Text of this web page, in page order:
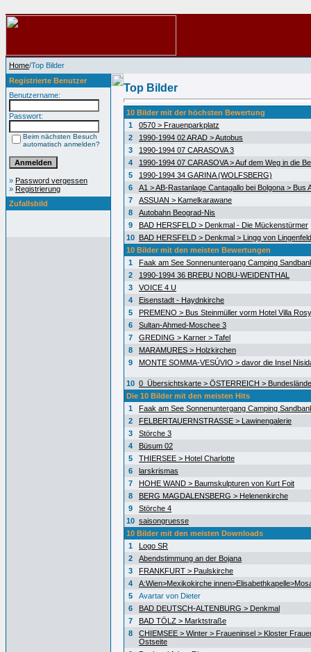
Home/Top Bilder
Registrierte Benutzer
Benutzername:
Passwort:
Beim nächsten Besuch
automatisch anmelden?
» Password vergessen
» Registrierung
Zufallsbild
Top Bilder
10 Bilder mit der höchsten Bewertung
1
0570 > Frauenparkplatz
2
1990-1994 02 ARAD > Autobus
3
1990-1994 07 CARASOVA 3
4
1990-1994 07 CARASOVA > Auf dem Weg in die
5
1990-1994 34 GARINA (WOLFSBERG)
6
A1 > AB-Rastanlage Cantagallo bei Bolgona > Bus
7
ASSUAN > Kamelkarawane
8
Autobahn Beograd-Nis
9
BAD HERSFELD > Denkmal - Die Mückenstürmer
10 BAD HERSFELD > Denkmal > Lingg von Lingenfeld
10 Bilder mit den meisten Bewertungen
1
Faak am See Sonnenuntergang Camping
2
1990-1994 36 BREBU NOBU-WEIDENTHAL
3
VOICE 4 U
4
Eisenstadt - Haydnkirche
5
PREMENO > Bus Steinmüller vorm Hotel Villa Rosy
6
Sultan-Ahmed-Moschee 3
7
GREDING > Karner > Tafel
8
MARAMURES > Holzkirchen
9
MONTE SOMMA-VESÚVIO > davor die Insel
10 0_Übersichtskarte > ÖSTERREICH >
Die 10 Bilder mit den meisten Hits
1
Faak am See Sonnenuntergang Camping
2
FELBERTAUERNSTRASSE > Lawinengalerie
3
Störche 3
4
Büsum 02
5
THIERSEE > Hotel Charlotte
6
larskrismas
7
HOHE WAND > Baumskulpturen von Kurt Foit
8
BERG MAGDALENSBERG > Helenenkirche
9
Störche 4
10 saisongruesse
10 Bilder mit den meisten Downloads
1
Logo SR
2
Abendstimmung an der Bojana
3
FRANKFURT > Paulskirche
4
A:Wien>Mexikokirche
5
Avartar von Dieter
6
BAD DEUTSCH-ALTENBURG > Denkmal
7
BAD TÖLZ > Marktstraße
8
CHIEMSEE > Winter > Fraueninsel > Kloster
Ostseite